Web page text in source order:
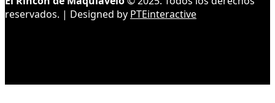
reservados. | Designed by PTEinteractive